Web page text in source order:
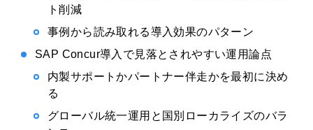
ト削減
事例から読み取れる導入効果のパターン
SAP Concur導入で見落とされやすい運用論点
内製サポートかパートナー伴走かを最初に決め
る
グローバル統一運用と国別ローカライズのバラ